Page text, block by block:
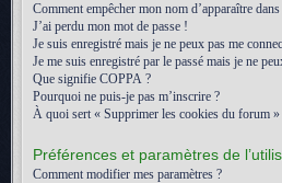
Comment empêcher mon nom d’apparaître
J’ai perdu mon mot de passe !
Je suis enregistré mais je ne peux pas me
Je me suis enregistré par le passé mais je ne
Que signifie COPPA ?
Pourquoi ne puis-je pas m’inscrire ?
À quoi sert « Supprimer les cookies du forum »
Préférences et paramètres de
Comment modifier mes paramètres ?